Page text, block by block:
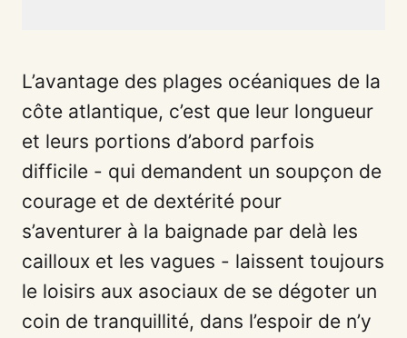
L’avantage des plages océaniques de la
côte atlantique, c’est que leur longueur
et leurs portions d’abord parfois
difficile - qui demandent un soupçon de
courage et de dextérité pour
s’aventurer à la baignade par delà les
cailloux et les vagues - laissent toujours
le loisirs aux asociaux de se dégoter un
coin de tranquillité, dans l’espoir de n’y